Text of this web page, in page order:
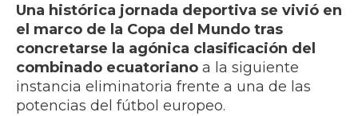
Una histórica jornada deportiva se vivió en
el marco de la Copa del Mundo tras
concretarse la agónica clasificación del
combinado ecuatoriano a la siguiente
instancia eliminatoria frente a una de las
potencias del fútbol europeo.